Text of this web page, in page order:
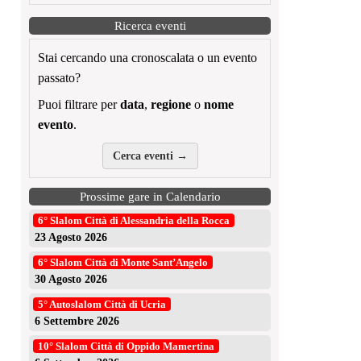
Ricerca eventi
Stai cercando una cronoscalata o un evento
passato?
Puoi filtrare perdata, regione o nome
evento.
Cerca eventi →
Prossime gare in Calendario
6° Slalom Città di Alessandria della Rocca
23 Agosto 2026
6° Slalom Città di Monte Sant’Angelo
30 Agosto 2026
5° Autoslalom Città di Ucria
6 Settembre 2026
10° Slalom Città di Oppido Mamertina